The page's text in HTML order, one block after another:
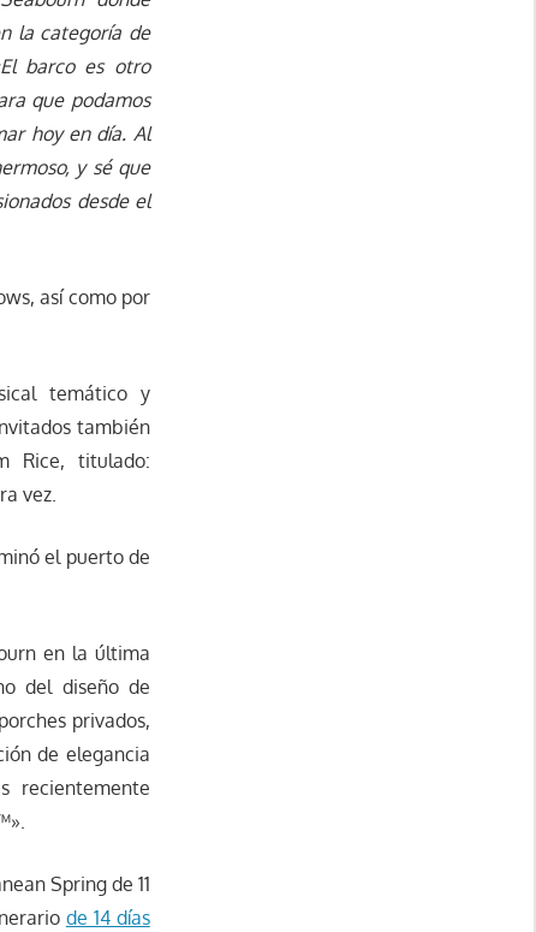
la categoría de
barco es otro
que podamos
hoy en día. Al
y sé que
desde el
así como por
temático y
también
Rice, titulado:
vez.
el puerto de
en la última
del diseño de
privados,
de elegancia
recientemente
Spring de 11
de 14 días